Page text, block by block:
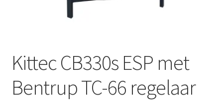
Kittec CB330s ESP met
Bentrup TC-66 regelaar